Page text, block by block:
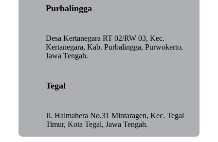
Purbalingga
Desa Kertanegara RT 02/RW 03, Kec.
Kertanegara, Kab. Purbalingga, Purwokerto,
Jawa Tengah.
Tegal
Jl. Halmahera No.31 Mintaragen, Kec. Tegal
Timur, Kota Tegal, Jawa Tengah.